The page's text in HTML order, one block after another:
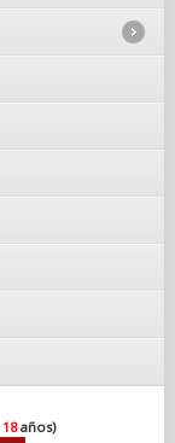
18años)